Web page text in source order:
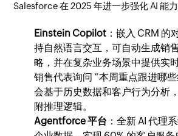
Salesforce 在 2025 年进一步强化 AI 能力
Einstein Copilot ：嵌入 CRM 的
持自然语言交互，可自动生成销
略，并在复杂业务场景中提供实
销售代表询问 “本周重点跟进哪
会基于历史数据和客户行为分析
附推理逻辑。
Agentforce 平台 ：全新 AI 代理